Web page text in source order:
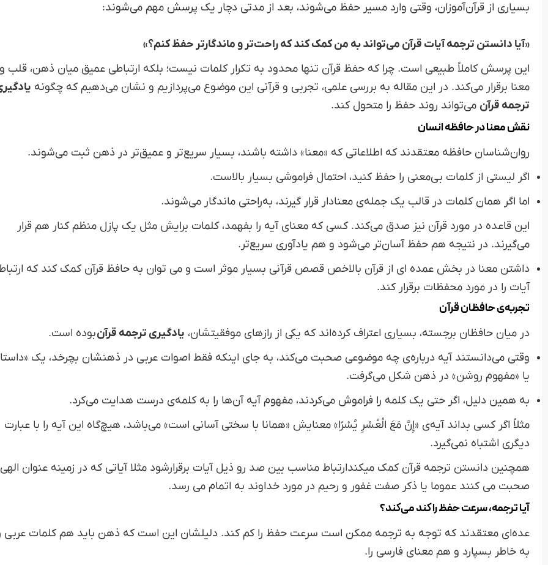
بسیاری از قرآن‌آموزان، وقتی وارد مسیر حفظ می‌شوند، بعد از مدتی دچار یک پرسش مهم می‌شوند:
«آیا دانستن ترجمه آیات قرآن می‌تواند به من کمک کند که راحت‌تر و ماندگارتر حفظ کنم؟»
این پرسش کاملاً طبیعی است. چرا که حفظ قرآن تنها محدود به تکرار کلمات نیست؛ بلکه ارتباطی عمیق میان ذهن، قلب و
معنا برقرار می‌کند. در این مقاله به بررسی علمی، تجربی و قرآنی این موضوع می‌پردازیم و نشان می‌دهیم که چگونه
ترجمه قرآن می‌تواند روند حفظ را متحول کند.
نقش معنا در حافظه انسان
روان‌شناسان حافظه معتقدند که اطلاعاتی که «معنا» داشته باشند، بسیار سریع‌تر و عمیق‌تر در ذهن ثبت می‌شوند.
اگر لیستی از کلمات بی‌معنی را حفظ کنید، احتمال فراموشی بسیار بالاست.
اما اگر همان کلمات در قالب یک جمله‌ی معنادار قرار گیرند، به‌راحتی ماندگار می‌شوند.
این قاعده در مورد قرآن نیز صدق می‌کند. کسی که معنای آیه را بفهمد، کلمات برایش مثل یک پازل منظم کنار هم قرار
می‌گیرند. در نتیجه هم حفظ آسان‌تر می‌شود و هم یادآوری سریع‌تر.
داشتن معنا در بخش عمده ای از قرآن بالاخص قصص قرآنی بسیار موثر است و می توان به حافظ قرآن کمک کند که
آیات را در مورد محفظات برقرار کند.
تجربه‌ی حافظان قرآن
در میان حافظان برجسته، بسیاری اعتراف کرده‌اند که یکی از رازهای موفقیتشان، یادگیری ترجمه قرآنبوده است.
وقتی می‌دانستند آیه درباره‌ی چه موضوعی صحبت می‌کند، به جای اینکه فقط اصوات عربی در ذهنشان بچرخد، یک
یا «مفهوم روشن» در ذهن شکل می‌گرفت.
به همین دلیل، اگر حتی یک کلمه را فراموش می‌کردند، مفهوم آیه آن‌ها را به کلمه‌ی درست هدایت می‌کرد.
مثلاً اگر کسی بداند آیه‌ی «إِنَّ مَعَ الْعُسْرِ يُسْرًا» معنایش «همانا با سختی آسانی است» می‌باشد، هیچ‌گاه این آیه را با عبارت
دیگری اشتباه نمی‌گیرد.
همچنین دانستن ترجمه قرآن کمک میکندارتباط مناسب بین صد رو ذیل آیات برقرارشود مثلا آیاتی که در زمینه عنوان الهی
صحبت می کنند عموما یا ذکر صفت غفور و رحیم در مورد خداوند به اتمام می رسد.
آیا ترجمه، سرعت حفظ را کند می‌کند؟
عده‌ای معتقدند که توجه به ترجمه ممکن است سرعت حفظ را کم کند. دلیلشان این است که ذهن باید هم کلمات عربی
به خاطر بسپارد و هم معنای فارسی را.